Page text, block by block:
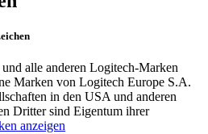
alle anderen Logitech-Marken
Marken von Logitech Europe S.A.
in den USA und anderen
Dritter sind Eigentum ihrer
anzeigen